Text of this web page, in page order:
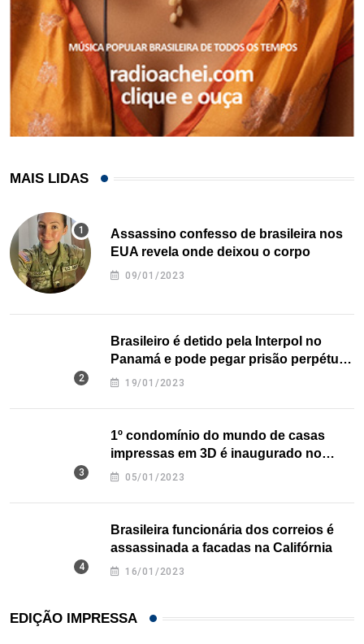
MAIS LIDAS
Assassino confesso de brasileira nos
EUA revela onde deixou o corpo
09/01/2023
Brasileiro é detido pela Interpol no
Panamá e pode pegar prisão perpétua
nos EUA
19/01/2023
1º condomínio do mundo de casas
impressas em 3D é inaugurado no
Texas
05/01/2023
Brasileira funcionária dos correios é
assassinada a facadas na Califórnia
16/01/2023
EDIÇÃO IMPRESSA